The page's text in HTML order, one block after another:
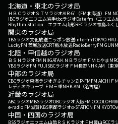
北海道・東北のラジオ局
ＨＢＣラジオＳＴＶラジオAIR-G'（FM北海道） FM
IBCラジオエフエム岩手tbcラジオDate fm（エフエム
Rhythm Station エフエム山形RFCラジオ福島ふく
関東のラジオ局
TBSラジオ文化放送ニッポン放送interfmTOKYO FM
LuckyFM 茨城放送CRT栃木放送RadioBerryFM
北陸・甲信越のラジオ局
ＢＳＮラジオFM NIIGATAＫＮＢラジオ ＦＭとやま
YBSラジオFM FUJISBCラジオ ＦＭ長野NHK AM（東京
中部のラジオ局
CBCラジオ東海ラジオぎふチャンZIP-FMFM AICHI Ｆ
レディオキューブ ＦＭ三重NHK AM（名古屋）
近畿のラジオ局
ABCラジオMBSラジオOBCラジオ大阪FM COCOLO
e-radio FM滋賀KBS京都ラジオα-STATION FM KYOTO
中国・四国のラジオ局
BSSラジオエフエム山陰ＲＳＫラジオ ＦＭ岡山RCCラ